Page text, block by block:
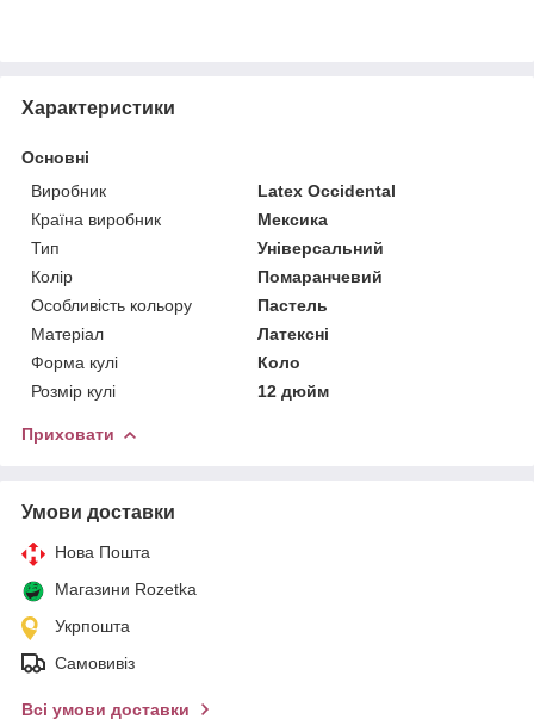
Характеристики
Основні
Виробник
Latex Occidental
Країна виробник
Мексика
Тип
Універсальний
Колір
Помаранчевий
Особливість кольору
Пастель
Матеріал
Латексні
Форма кулі
Коло
Розмір кулі
12 дюйм
Приховати
Умови доставки
Нова Пошта
Магазини Rozetka
Укрпошта
Самовивіз
Всі умови доставки